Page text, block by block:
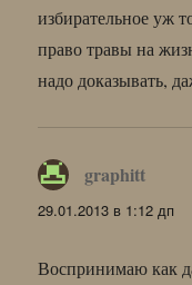
избирательное уж
право травы на
надо доказывать,
graphitt
29.01.2013 в 1:12 дп
Воспринимаю как